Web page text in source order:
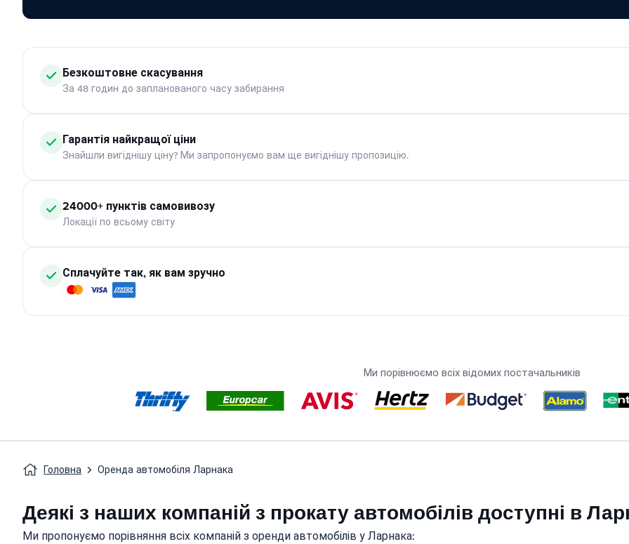
Безкоштовне скасування
За 48 годин до запланованого часу забирання
Гарантія найкращої ціни
Знайшли вигіднішу ціну? Ми запропонуємо вам ще вигіднішу пропозицію.
24000+ пунктів самовивозу
Локації по всьому світу
Сплачуйте так, як вам зручно
Ми порівнюємо всіх відомих постачальників
Головна Оренда автомобіля Ларнака
Деякі з наших компаній з прокату автомобілів доступні в
Ми пропонуємо порівняння всіх компаній з оренди автомобілів у Ларнака: